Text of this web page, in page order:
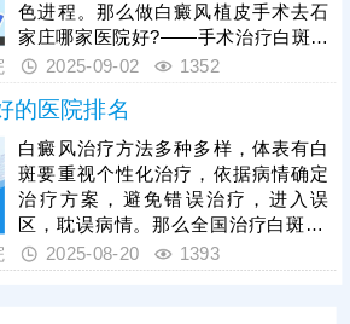
色进程。那么做白癜风植皮手术去石
家庄哪家医院好?——手术治疗白斑包
括传统的植皮手术，也有新型的黑色
医院引进了成熟的黑色素移植技术，
配备无菌手术室，一人一消毒，祛白
恢复快，得到更多患者青睐。
2025-09-02 1352
的医院排名
白癜风治疗方法多种多样，体表有白
斑要重视个性化治疗，依据病情确定
治疗方案，避免错误治疗，进入误
区，耽误病情。那么全国治疗白斑zui
好的医院排名榜单出来了吗?——石家
庄远大中医皮肤病医院，一人一方、
2025-08-20 1393